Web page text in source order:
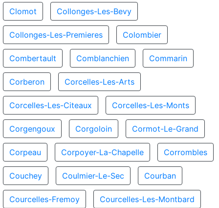
Clomot Collonges-Les-Bevy
Collonges-Les-Premieres Colombier
Combertault Comblanchien Commarin
Corberon Corcelles-Les-Arts
Corcelles-Les-Citeaux Corcelles-Les-Monts
Corgengoux Corgoloin Cormot-Le-Grand
Corpeau Corpoyer-La-Chapelle Corrombles
Couchey Coulmier-Le-Sec Courban
Courcelles-Fremoy Courcelles-Les-Montbard